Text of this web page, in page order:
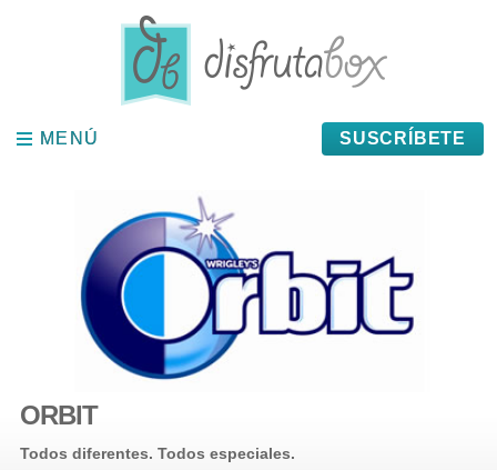
MENÚ
MENÚ SUSCRÍBETE
ORBIT
Todos diferentes. Todos especiales.